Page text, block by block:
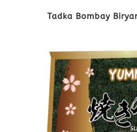
Tadka Bombay